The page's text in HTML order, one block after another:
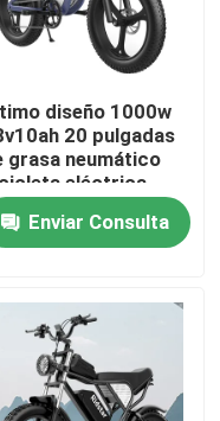
neumáticos gordos
diseño 1000w
20 pulgadas
grasa neumático
eléctrica
más rápida
Enviar Consulta